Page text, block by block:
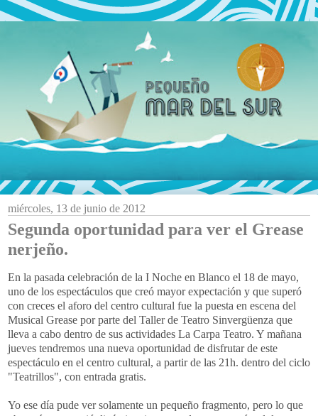
miércoles, 13 de junio de 2012
Segunda oportunidad para ver el Grease
nerjeño.
En la pasada celebración de la I Noche en Blanco el 18 de mayo,
uno de los espectáculos que creó mayor expectación y que superó
con creces el aforo del centro cultural fue la puesta en escena del
Musical Grease por parte del Taller de Teatro Sinvergüenza que
lleva a cabo dentro de sus actividades La Carpa Teatro. Y mañana
jueves tendremos una nueva oportunidad de disfrutar de este
espectáculo en el centro cultural, a partir de las 21h. dentro del ciclo
"Teatrillos", con entrada gratis.
Yo ese día pude ver solamente un pequeño fragmento, pero lo que